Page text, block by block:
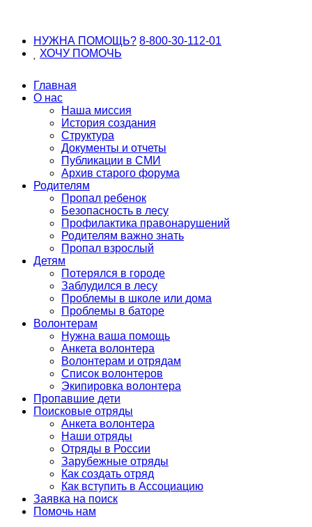
НУЖНА ПОМОЩЬ? 8-800-30-112-01
ХОЧУ ПОМОЧЬ
Главная
О нас
Наша миссия
История создания
Структура
Документы и отчеты
Публикации в СМИ
Архив старого форума
Родителям
Пропал ребенок
Безопасность в лесу
Профилактика правонарушений
Родителям важно знать
Пропал взрослый
Детям
Потерялся в городе
Заблудился в лесу
Проблемы в школе или дома
Проблемы в баторе
Волонтерам
Нужна ваша помощь
Анкета волонтера
Волонтерам и отрядам
Список волонтеров
Экипировка волонтера
Пропавшие дети
Поисковые отряды
Анкета волонтера
Наши отряды
Отряды в России
Зарубежные отряды
Как создать отряд
Как вступить в Ассоциацию
Заявка на поиск
Помочь нам